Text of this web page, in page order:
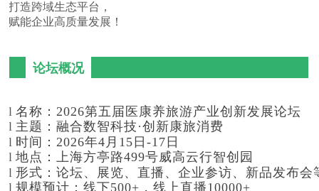
打造跨域生态平台，
赋能企业高质量发展！
论坛概况
l名称：2026第五届医康养旅游产业创新发展论坛
l 主题：融合数智科技·创新康旅消费
l 时间：2026年4月15日-17日
l地点：上海方亭路499号威高云行智创园
l 形式：论坛、展览、直播、企业参访、新品发布会
l规模预计：线下500+，线上直播10000+